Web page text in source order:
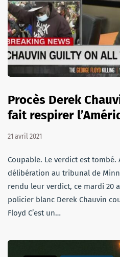
Procès Derek
fait respirer
21 avril 2021
Coupable. Le verdict est tombé.
délibération au tribunal de
rendu leur verdict, ce mardi 20
policier blanc Derek Chauvin
Floyd C’est un…